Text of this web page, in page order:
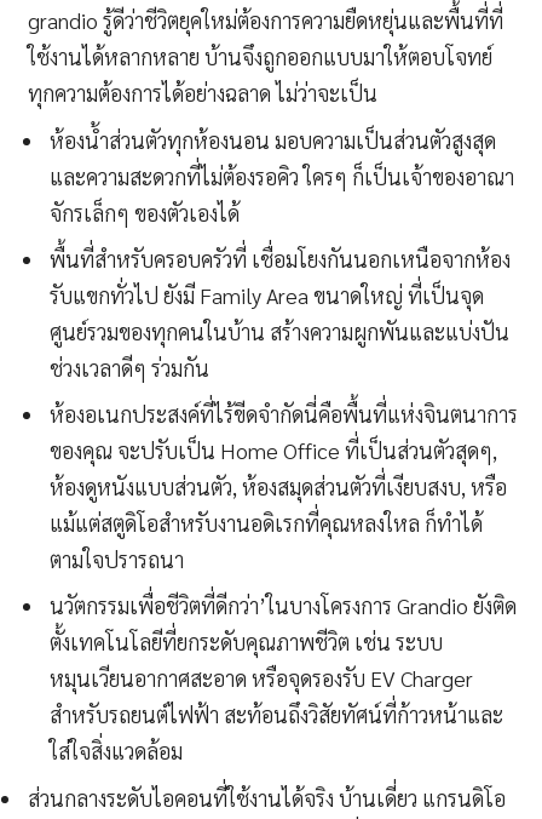
grandio รู้ดีว่าชีวิตยุคใหม่ต้องการความยืดหยุ่นและพื้นที่ที่
ใช้งานได้หลากหลาย บ้านจึงถูกออกแบบมาให้ตอบโจทย์
ทุกความต้องการได้อย่างฉลาด ไม่ว่าจะเป็น
ห้องน้ำส่วนตัวทุกห้องนอน มอบความเป็นส่วนตัวสูงสุด
และความสะดวกที่ไม่ต้องรอคิว ใครๆ ก็เป็นเจ้าของอาณา
จักรเล็กๆ ของตัวเองได้
พื้นที่สำหรับครอบครัวที่ เชื่อมโยงกันนอกเหนือจากห้อง
รับแขกทั่วไป ยังมี Family Area ขนาดใหญ่ ที่เป็นจุด
ศูนย์รวมของทุกคนในบ้าน สร้างความผูกพันและแบ่งปัน
ช่วงเวลาดีๆ ร่วมกัน
ห้องอเนกประสงค์ที่ไร้ขีดจำกัดนี่คือพื้นที่แห่งจินตนาการ
ของคุณ จะปรับเป็น Home Office ที่เป็นส่วนตัวสุดๆ,
ห้องดูหนังแบบส่วนตัว, ห้องสมุดส่วนตัวที่เงียบสงบ, หรือ
แม้แต่สตูดิโอสำหรับงานอดิเรกที่คุณหลงใหล ก็ทำได้
ตามใจปรารถนา
นวัตกรรมเพื่อชีวิตที่ดีกว่า’ในบางโครงการ Grandio ยังติด
ตั้งเทคโนโลยีที่ยกระดับคุณภาพชีวิต เช่น ระบบ
หมุนเวียนอากาศสะอาด หรือจุดรองรับ EV Charger
สำหรับรถยนต์ไฟฟ้า สะท้อนถึงวิสัยทัศน์ที่ก้าวหน้าและ
ใส่ใจสิ่งแวดล้อม
ส่วนกลางระดับไอคอนที่ใช้งานได้จริง บ้านเดี่ยว แกรนดิโอ